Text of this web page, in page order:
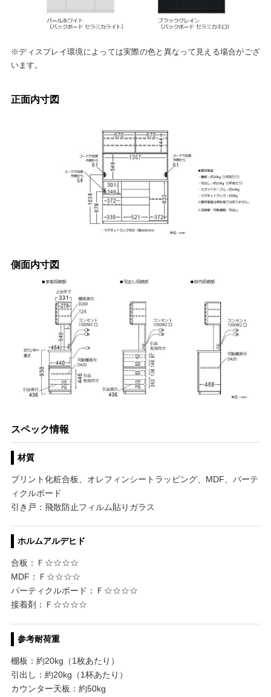
※ディスプレイ環境によっては実際の色と異なって見える場合がござ
います。
正面内寸図
側面内寸図
スペック情報
材質
プリント化粧合板、オレフィンシートラッピング、MDF、パーテ
ィクルボード
引き戸：飛散防止フィルム貼りガラス
ホルムアルデヒド
合板：Ｆ☆☆☆☆
MDF：Ｆ☆☆☆☆
パーティクルボード：Ｆ☆☆☆☆
接着剤：Ｆ☆☆☆☆
参考耐荷重
棚板：約20kg（1枚あたり）
引出し：約20kg（1杯あたり）
カウンター天板：約50kg